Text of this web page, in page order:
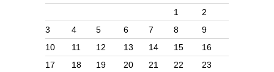
1
2
3
4 5 6 7 8
9
10
11 12 13 14 15
16
17
18 19 20 21 22
23